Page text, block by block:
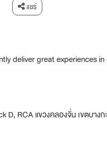
แชร์
deliver great experiences
D, RCA แขวงคลองจั่น เขตบาง